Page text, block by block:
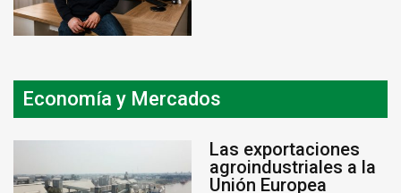
Economía y Mercados
Las exportaciones
agroindustriales a la
Unión Europea